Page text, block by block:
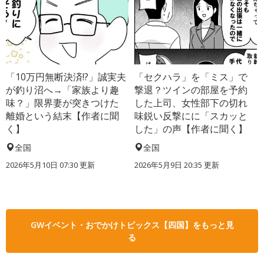
「10万円無断決済!?」誠実夫
が釣り沼へ→「家族より趣
味？」限界妻が突きつけた
離婚という結末【作者に聞
く】
全国
2026年5月10日 07:30 更新
「セクハラ」を「ミス」で
撃退？ツインの部屋を予約
した上司、女性部下の切れ
味鋭い反撃にに「スカッと
した」の声【作者に聞く】
全国
2026年5月9日 20:35 更新
GWイベント・おでかけトピックス【四国】をもっと見
る